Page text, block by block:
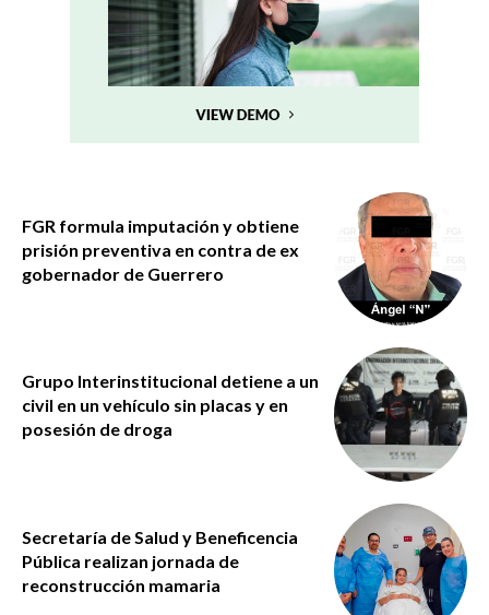
FGR formula imputación y obtiene
prisión preventiva en contra de ex
gobernador de Guerrero
Grupo Interinstitucional detiene a un
civil en un vehículo sin placas y en
posesión de droga
Secretaría de Salud y Beneficencia
Pública realizan jornada de
reconstrucción mamaria